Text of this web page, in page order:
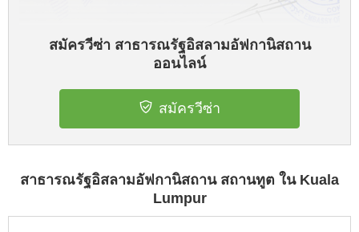
สมัครวีซ่า สาธารณรัฐอิสลามอัฟกานิสถาน
ออนไลน์
สมัครวีซ่า
สาธารณรัฐอิสลามอัฟกานิสถาน สถานทูต ใน Kuala
Lumpur